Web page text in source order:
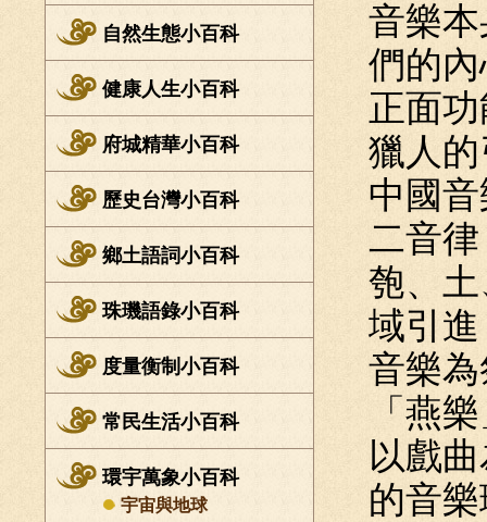
自然生態小百科
健康人生小百科
府城精華小百科
歷史台灣小百科
鄉土語詞小百科
珠璣語錄小百科
度量衡制小百科
常民生活小百科
環宇萬象小百科
宇宙與地球
音樂
們的
正面
獵人
中國
二音
匏、
域引
音樂
「燕
以戲
的音